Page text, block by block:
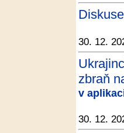
30. 12.
zbraň
v
30. 12.